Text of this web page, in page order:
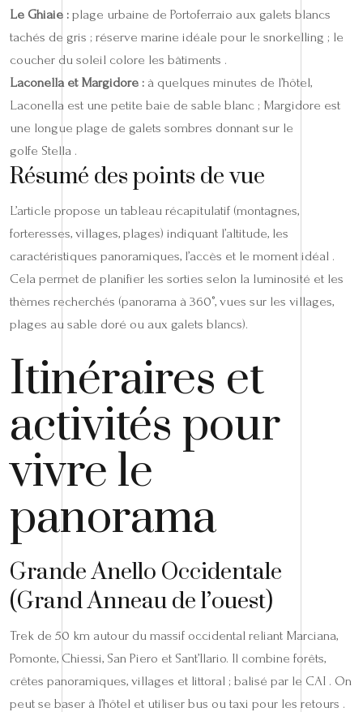
Le Ghiaie : plage urbaine de Portoferraio aux galets blancs
tachés de gris ; réserve marine idéale pour le snorkelling ; le
coucher du soleil colore les bâtiments .
Laconella et Margidore : à quelques minutes de l’hôtel,
Laconella est une petite baie de sable blanc ; Margidore est
une longue plage de galets sombres donnant sur le
golfe Stella .
Résumé des points de vue
L’article propose un tableau récapitulatif (montagnes,
forteresses, villages, plages) indiquant l’altitude, les
caractéristiques panoramiques, l’accès et le moment idéal .
Cela permet de planifier les sorties selon la luminosité et les
thèmes recherchés (panorama à 360°, vues sur les villages,
plages au sable doré ou aux galets blancs).
Itinéraires et
activités pour
vivre le
panorama
Grande Anello Occidentale
(Grand Anneau de l’ouest)
Trek de 50 km autour du massif occidental reliant Marciana,
Pomonte, Chiessi, San Piero et Sant’Ilario. Il combine forêts,
crêtes panoramiques, villages et littoral ; balisé par le CAI . On
peut se baser à l’hôtel et utiliser bus ou taxi pour les retours .